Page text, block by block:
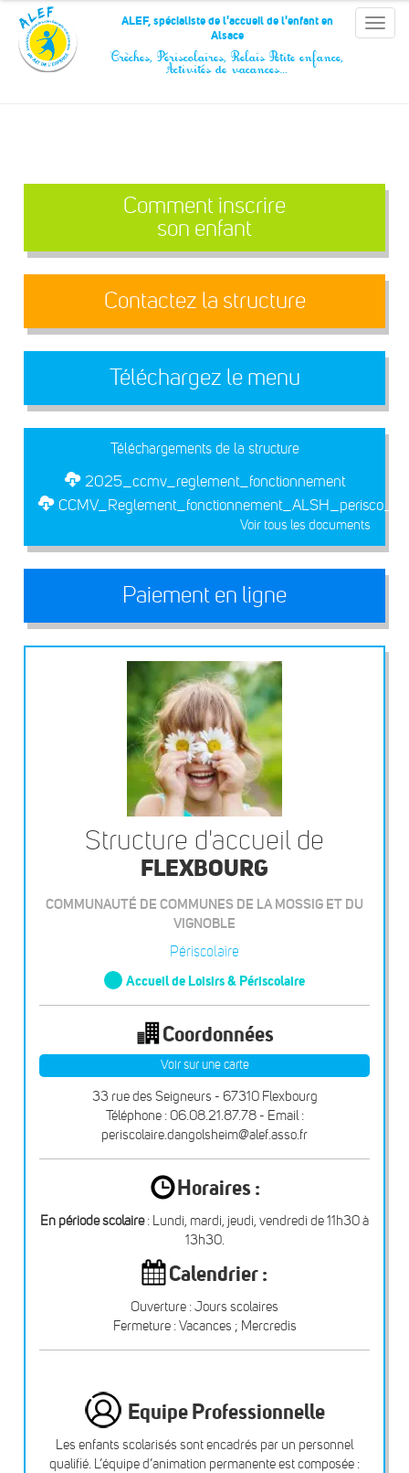
Panneau de gestion des cookies
Toggle
ALEF, spécialiste de l'accueil de l'enfant en
Alsace
Crèches, Périscolaires, Relais Petite enfance,
Activités de vacances…
Comment inscrire
son enfant
Contactez la structure
Téléchargez le menu
Téléchargements de la structure
2025_ccmv_reglement_fonctionnement
Voir tous les documents
Paiement en ligne
Structure d'accueil de
FLEXBOURG
COMMUNAUTÉ DE COMMUNES DE LA MOSSIG ET DU
VIGNOBLE
Périscolaire
Accueil de Loisirs & Périscolaire
Coordonnées
Voir sur une carte
33 rue des Seigneurs - 67310 Flexbourg
Téléphone : 06.08.21.87.78 - Email :
periscolaire.dangolsheim@alef.asso.fr
Horaires :
En période scolaire: Lundi, mardi, jeudi, vendredi de 11h30 à
13h30.
Calendrier :
Ouverture : Jours scolaires
Fermeture : Vacances ; Mercredis
Equipe Professionnelle
Les enfants scolarisés sont encadrés par un personnel
qualifié. L’équipe d’animation permanente est composée :